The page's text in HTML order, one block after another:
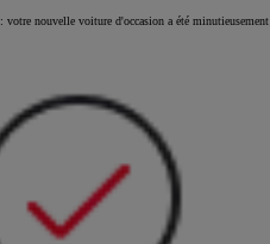
nouvelle voiture d'occasion a été minutieusement